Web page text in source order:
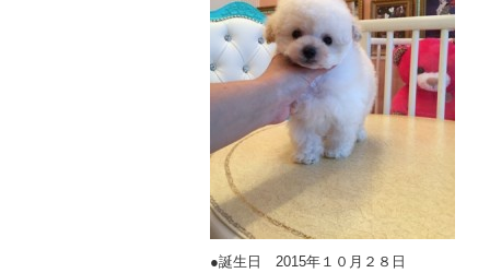
●誕生日 2015年１０月２８日